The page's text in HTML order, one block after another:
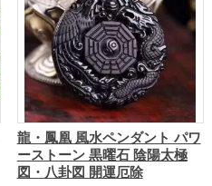
プ
龍・鳳凰 風水ペンダント パワ
ーストーン 黒曜石 陰陽太極
図・八卦図 開運厄除